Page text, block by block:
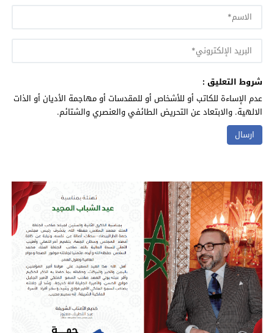
شروط التعليق :
عدم الإساءة للكاتب أو للأشخاص أو للمقدسات أو مهاجمة الأديان أو الذات
الالهية. والابتعاد عن التحريض الطائفي والعنصري والشتائم.